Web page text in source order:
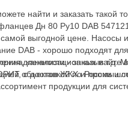
найти и заказать такой
Дн 80 Ру10 DAB
выгодной цене. Насосы
DAB - хорошо подходят
канализационных и т.д.
объектов ЖКХ и
продукции для
- заказывайте
с доставкой по России и